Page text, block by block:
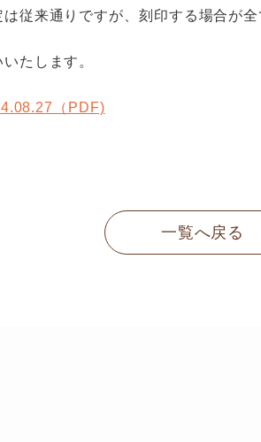
従来通りですが、刻印する場合が
たします。
（PDF)
一覧へ戻る